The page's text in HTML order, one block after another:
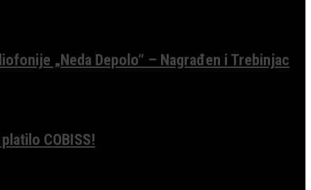
„Neda Depolo“ – Nagrađen i Trebinjac
COBISS!